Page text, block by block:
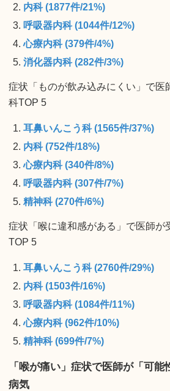
内科 (1877件/21%)
呼吸器内科 (1044件/12%)
心療内科 (379件/4%)
消化器内科 (282件/3%)
症状「ものが飲み込みにくい」で医
科TOP 5
耳鼻いんこう科 (1565件/37%)
内科 (752件/18%)
心療内科 (340件/8%)
呼吸器内科 (307件/7%)
精神科 (270件/6%)
症状「喉に違和感がある」で医師が
TOP 5
耳鼻いんこう科 (2760件/29%)
内科 (1503件/16%)
呼吸器内科 (1084件/11%)
心療内科 (962件/10%)
精神科 (699件/7%)
「喉が痛い」症状で医師が「可
病気